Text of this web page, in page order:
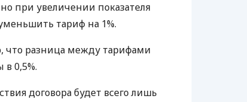
при увеличении показателя
тариф на 1%.
что разница между тарифами
0,5%.
договора будет всего лишь